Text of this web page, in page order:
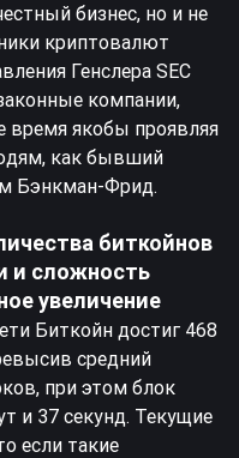
бизнес, но и не
криптовалют
Генслера SEC
компании,
время якобы проявляя
как бывший
Бэнкман-Фрид.
биткойнов
и сложность
увеличение
Биткойн достиг 468
средний
при этом блок
и 37 секунд. Текущие
если такие